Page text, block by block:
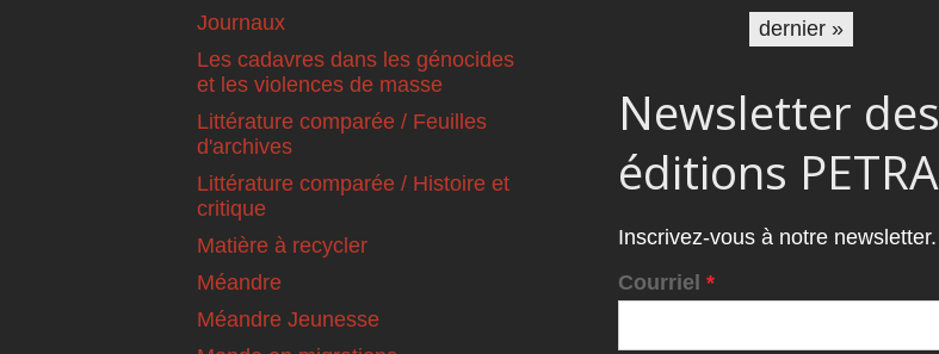
Journaux
Les cadavres dans les génocides
et les violences de masse
Littérature comparée / Feuilles
d'archives
Littérature comparée / Histoire et
critique
Matière à recycler
Méandre
Méandre Jeunesse
dernier »
Newsletter des
éditions PETRA
Inscrivez-vous à notre newsletter.
Courriel *